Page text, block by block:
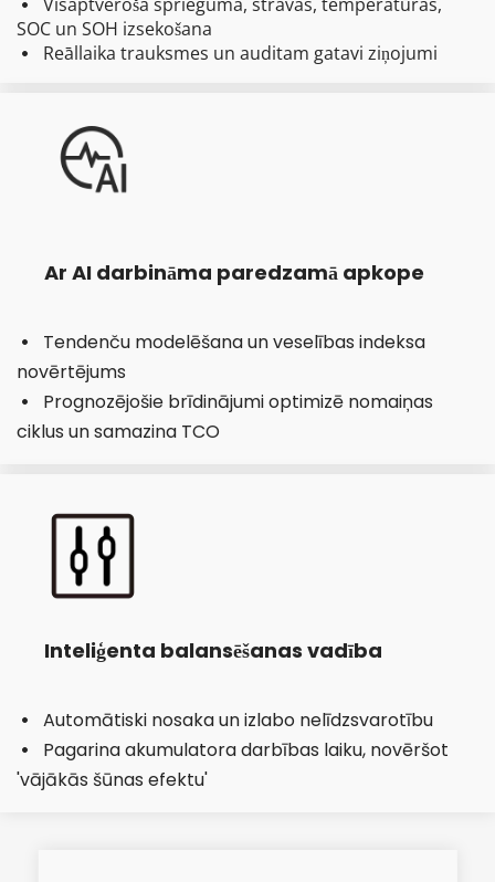

SOC un SOH izsekošana
 Reāllaika trauksmes un auditam gatavi ziņojumi
Ar AI darbināma paredzamā apkope
 Tendenču modelēšana un veselības indeksa
novērtējums
 Prognozējošie brīdinājumi optimizē nomaiņas
ciklus un samazina TCO
Inteliģenta balansēšanas vadība
 Automātiski nosaka un izlabo nelīdzsvarotību
 Pagarina akumulatora darbības laiku, novēršot
'vājākās šūnas efektu'